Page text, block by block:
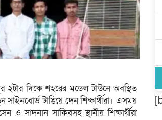
২টার দিকে শহরের মডেল টাউনে অবস্থিত
সাইনবোর্ড টাঙিয়ে দেন শিক্ষার্থীরা। এসময়
সাদনান সাকিবসহ স্থানীয় শিক্ষার্থীরা